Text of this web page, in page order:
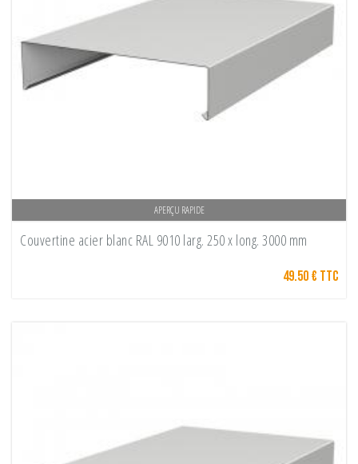
APERÇU RAPIDE
Couvertine acier blanc RAL 9010 larg. 250 x long. 3000 mm
49.50 € TTC